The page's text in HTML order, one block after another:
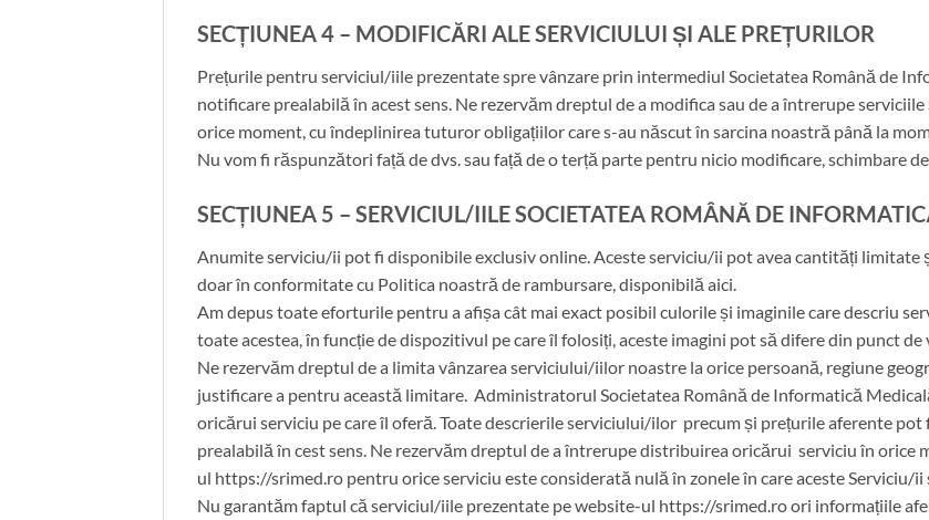
SECȚIUNEA 4 – MODIFICĂRI ALE SERVICIULUI ȘI ALE PREȚURILOR
Prețurile pentru serviciul/iile prezentate spre vânzare prin intermediul Societatea Română de
notificare prealabilă în acest sens. Ne rezervăm dreptul de a modifica sau de a întrerupe
orice moment, cu îndeplinirea tuturor obligațiilor care s-au născut în sarcina noastră până la
Nu vom fi răspunzători față de dvs. sau față de o terță parte pentru nicio modificare, schimbare
SECȚIUNEA 5 – SERVICIUL/IILE SOCIETATEA ROMÂNĂ DE
Anumite serviciu/ii pot fi disponibile exclusiv online. Aceste serviciu/ii pot avea cantități
doar în conformitate cu Politica noastră de rambursare, disponibilă aici.
Am depus toate eforturile pentru a afișa cât mai exact posibil culorile și imaginile care descriu
toate acestea, în funcție de dispozitivul pe care îl folosiți, aceste imagini pot să difere din punct de
Ne rezervăm dreptul de a limita vânzarea serviciului/iilor noastre la orice persoană, regiune
justificare a pentru această limitare. Administratorul Societatea Română de Informatică
oricărui serviciu pe care îl oferă. Toate descrierile serviciului/ilor precum și prețurile aferente
prealabilă în cest sens. Ne rezervăm dreptul de a întrerupe distribuirea oricărui serviciu în orice
ul https://srimed.ro pentru orice serviciu este considerată nulă în zonele în care aceste Serviciu/ii
Nu garantăm faptul că serviciul/iile prezentate pe website-ul https://srimed.ro ori informațiile